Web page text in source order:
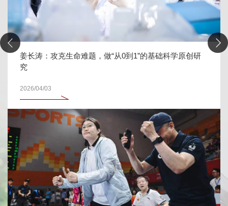
姜长涛：攻克生命难题，做“从0到1”的基础科学原创研
究
2026/04/03